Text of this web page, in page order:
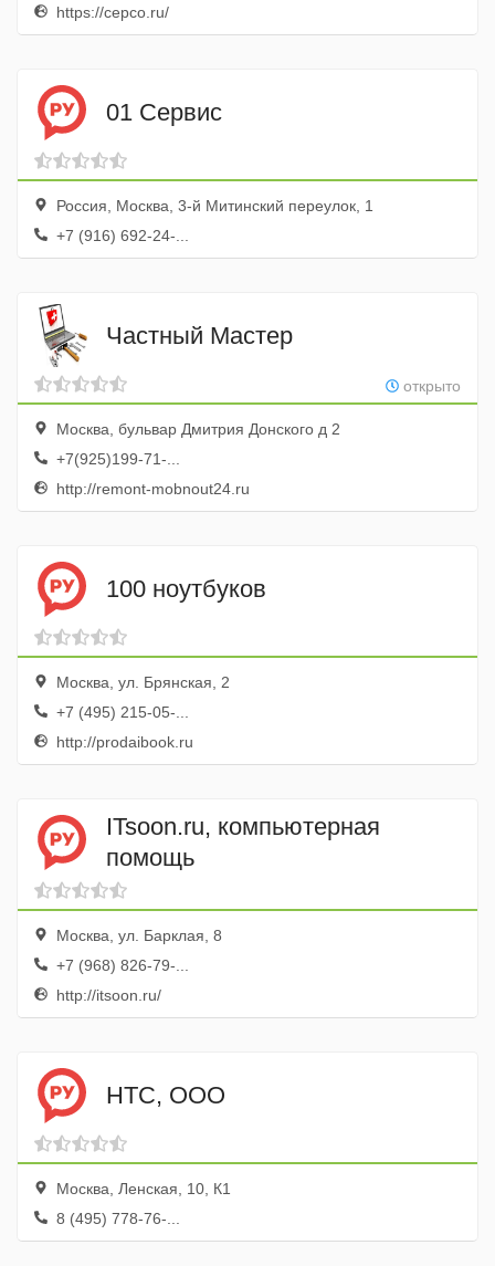
https://cepco.ru/
01 Сервис
Россия, Москва, 3-й Митинский переулок, 1
+7 (916) 692-24-...
Частный Мастер
открыто
Москва, бульвар Дмитрия Донского д 2
+7(925)199-71-...
http://remont-mobnout24.ru
100 ноутбуков
Москва, ул. Брянская, 2
+7 (495) 215-05-...
http://prodaibook.ru
ITsoon.ru, компьютерная
помощь
Москва, ул. Барклая, 8
+7 (968) 826-79-...
http://itsoon.ru/
НТС, ООО
Москва, Ленская, 10, К1
8 (495) 778-76-...